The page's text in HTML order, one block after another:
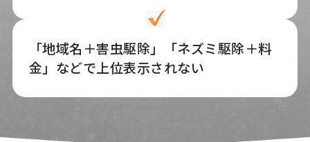
「地域名＋害虫駆除」「ネズミ駆除＋料
金」などで上位表示されない